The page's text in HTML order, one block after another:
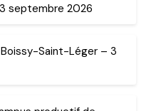
septembre 2026
Saint-Léger – 3